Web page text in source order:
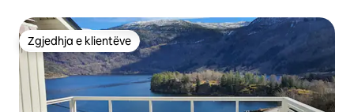
Zgjedhja e klientëve
Zgjedhja e klientëve